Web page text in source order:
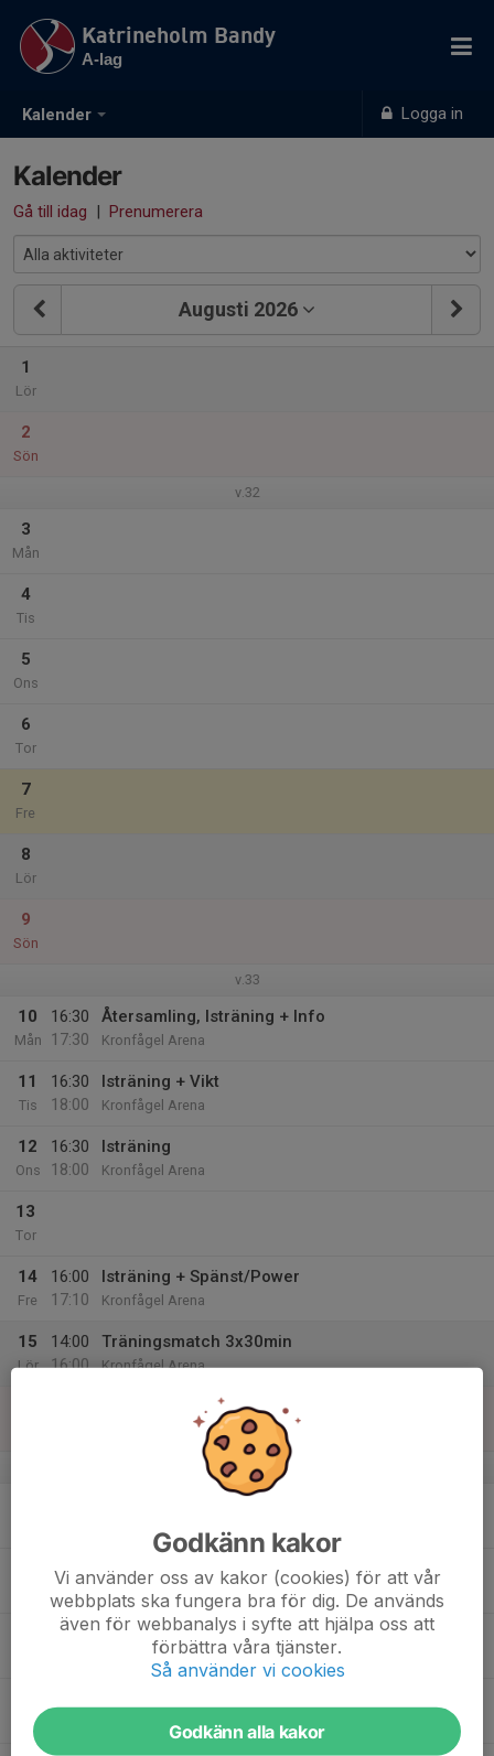
Kalender Logga in
Katrineholm Bandy
A-lag
Kalender
Gå till idag | Prenumerera
Augusti 2026
1
Lör
2
Sön
v.32
3
Mån
4
Tis
5
Ons
6
Tor
7
Fre
8
Lör
9
Sön
v.33
10
Mån
16:30
17:30
Återsamling, Isträning + Info
Kronfågel Arena
11
Tis
16:30
18:00
Isträning + Vikt
Kronfågel Arena
12
Ons
16:30
18:00
Isträning
Kronfågel Arena
13
Tor
14
Fre
16:00
17:10
Isträning + Spänst/Power
Kronfågel Arena
15
Lör
14:00
16:00
Träningsmatch 3x30min
Kronfågel Arena
Grund 30-45min
v.34
Isträning + Danatest
16:30
18:00
Isträning + Rörlighet
Kronfågel Arena
16:30
Isträning + Hopptest
Kronfågel Arena
Tor Backavallen
Godkänn kakor
Vi använder oss av kakor (cookies) för att vår
webbplats ska fungera bra för dig. De används
även för webbanalys i syfte att hjälpa oss att
förbättra våra tjänster.
Så använder vi cookies
Godkänn alla kakor